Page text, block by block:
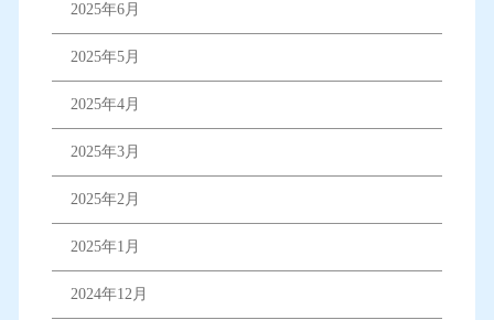
2025年6月
2025年5月
2025年4月
2025年3月
2025年2月
2025年1月
2024年12月